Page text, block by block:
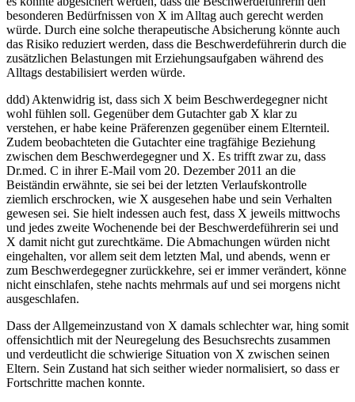
besonderen Bedürfnissen von X im Alltag auch gerecht werden
würde. Durch eine solche therapeutische Absicherung könnte auch
das Risiko reduziert werden, dass die Beschwerdeführerin durch die
zusätzlichen Belastungen mit Erziehungsaufgaben während des
Alltags destabilisiert werden würde.
ddd) Aktenwidrig ist, dass sich X beim Beschwerdegegner nicht
wohl fühlen soll. Gegenüber dem Gutachter gab X klar zu
verstehen, er habe keine Präferenzen gegenüber einem Elternteil.
Zudem beobachteten die Gutachter eine tragfähige Beziehung
zwischen dem Beschwerdegegner und X. Es trifft zwar zu, dass
Dr.med. C in ihrer E-Mail vom 20. Dezember 2011 an die
Beiständin erwähnte, sie sei bei der letzten Verlaufskontrolle
ziemlich erschrocken, wie X ausgesehen habe und sein Verhalten
gewesen sei. Sie hielt indessen auch fest, dass X jeweils mittwochs
und jedes zweite Wochenende bei der Beschwerdeführerin sei und
X damit nicht gut zurechtkäme. Die Abmachungen würden nicht
eingehalten, vor allem seit dem letzten Mal, und abends, wenn er
zum Beschwerdegegner zurückkehre, sei er immer verändert, könne
nicht einschlafen, stehe nachts mehrmals auf und sei morgens nicht
ausgeschlafen.
Dass der Allgemeinzustand von X damals schlechter war, hing somit
offensichtlich mit der Neuregelung des Besuchsrechts zusammen
und verdeutlicht die schwierige Situation von X zwischen seinen
Eltern. Sein Zustand hat sich seither wieder normalisiert, so dass er
Fortschritte machen konnte.